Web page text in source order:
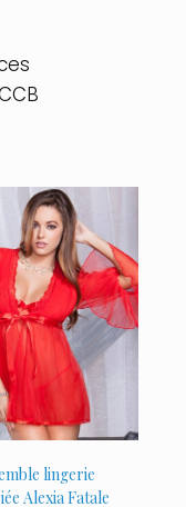
lingerie
Alexia Fatale